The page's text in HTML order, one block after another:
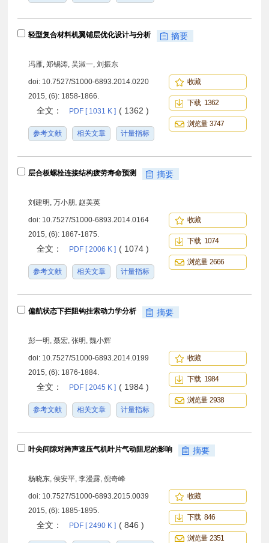
轻型复合材料机翼铺层优化设计与分析 摘要
冯雁, 郑锡涛, 吴淑一, 刘振东
doi: 10.7527/S1000-6893.2014.0220
2015, (6): 1858-1866.
全文： PDF [ 1031 K ] ( 1362 )
参考文献 相关文章 计量指标
收藏
下载 1362
浏览量 3747
层合板螺栓连接结构疲劳寿命预测 摘要
刘建明, 万小朋, 赵美英
doi: 10.7527/S1000-6893.2014.0164
2015, (6): 1867-1875.
全文： PDF [ 2006 K ] ( 1074 )
参考文献 相关文章 计量指标
收藏
下载 1074
浏览量 2666
偏航状态下拦阻钩挂索动力学分析 摘要
彭一明, 聂宏, 张明, 魏小辉
doi: 10.7527/S1000-6893.2014.0199
2015, (6): 1876-1884.
全文： PDF [ 2045 K ] ( 1984 )
参考文献 相关文章 计量指标
收藏
下载 1984
浏览量 2938
叶尖间隙对跨声速压气机叶片气动阻尼的影响 摘要
杨晓东, 侯安平, 李漫露, 倪奇峰
doi: 10.7527/S1000-6893.2015.0039
2015, (6): 1885-1895.
全文： PDF [ 2490 K ] ( 846 )
收藏
下载 846
浏览量 2351